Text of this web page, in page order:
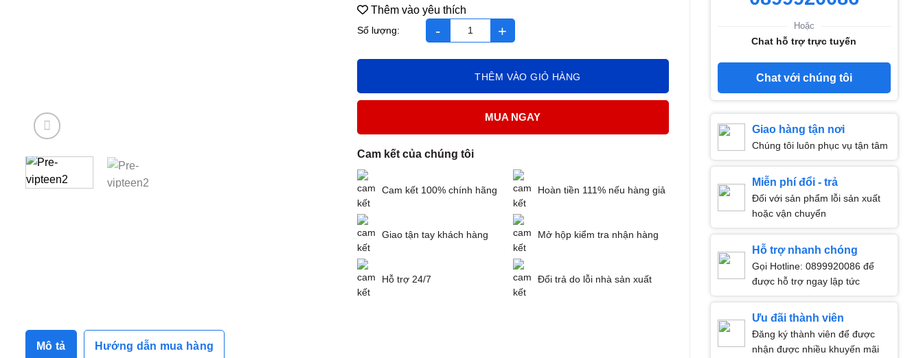
Hoặc
Chat hỗ trợ trực tuyến
Chat với chúng tôi
Giao hàng tận nơi
Chúng tôi luôn phục vụ tận tâm
Miễn phí đổi - trả
Đối với sản phẩm lỗi sản xuất
hoặc vận chuyển
Hỗ trợ nhanh chóng
Gọi Hotline: 0899920086 để
được hỗ trợ ngay lập tức
Ưu đãi thành viên
Đăng ký thành viên để được
nhận được nhiều khuyến mãi
Pre-vipteen2 số lượng
THÊM VÀO GIỎ HÀNG
MUA NGAY
Cam kết của chúng tôi
Cam kết 100% chính hãng Hoàn tiền 111% nếu hàng giả
Giao tận tay khách hàng Mở hộp kiểm tra nhận hàng
Hỗ trợ 24/7 Đổi trả do lỗi nhà sản xuất
Thêm vào yêu thích
Mô tả Hướng dẫn mua hàng